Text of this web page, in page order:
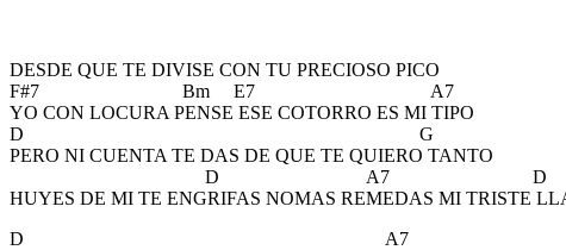
DESDE QUE TE DIVISE CON TU PRECIOSO PICO
F#7 Bm E7 A7
YO CON LOCURA PENSE ESE COTORRO ES MI TIPO
D G
PERO NI CUENTA TE DAS DE QUE TE QUIERO TANTO
D A7 D
HUYES DE MI TE ENGRIFAS NOMAS REMEDAS MI TRISTE
D A7